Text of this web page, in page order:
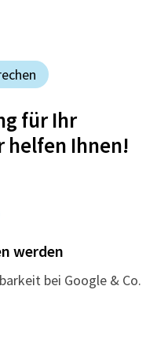
für Ihr
helfen Ihnen!
werden
bei Google & Co.